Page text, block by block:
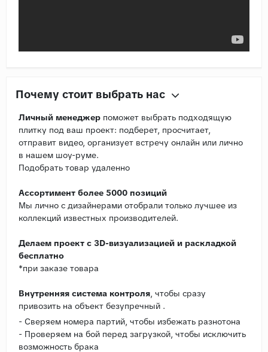
Почему стоит выбрать нас
Личный менеджер поможет выбрать подходящую
плитку под ваш проект: подберет, просчитает,
отправит видео, организует встречу онлайн или лично
в нашем шоу-руме.
Подобрать товар удаленно
Ассортимент более 5000 позиций
Мы лично с дизайнерами отобрали только лучшее из
коллекций известных производителей.
Делаем проект с 3D-визуализацией и раскладкой
бесплатно
*при заказе товара
Внутренняя система контроля, чтобы сразу
привозить на объект безупречный .
- Сверяем номера партий, чтобы избежать разнотона
- Проверяем на бой перед загрузкой, чтобы исключить
возможность брака